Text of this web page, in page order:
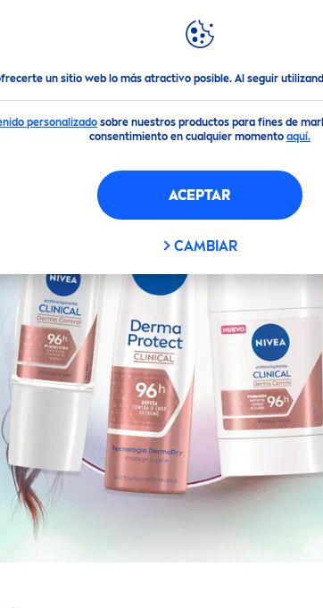
un sitio web lo más atractivo posible. Al seguir
personalizado sobre nuestros productos para fines de
consentimiento en cualquier momento aquí.
ACEPTAR
CAMBIAR
CUIDADO CORPORAL
DE PROTECCIÓN